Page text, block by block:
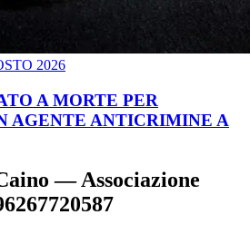
2026
A MORTE PER
AGENTE ANTICRIMINE A
— Associazione